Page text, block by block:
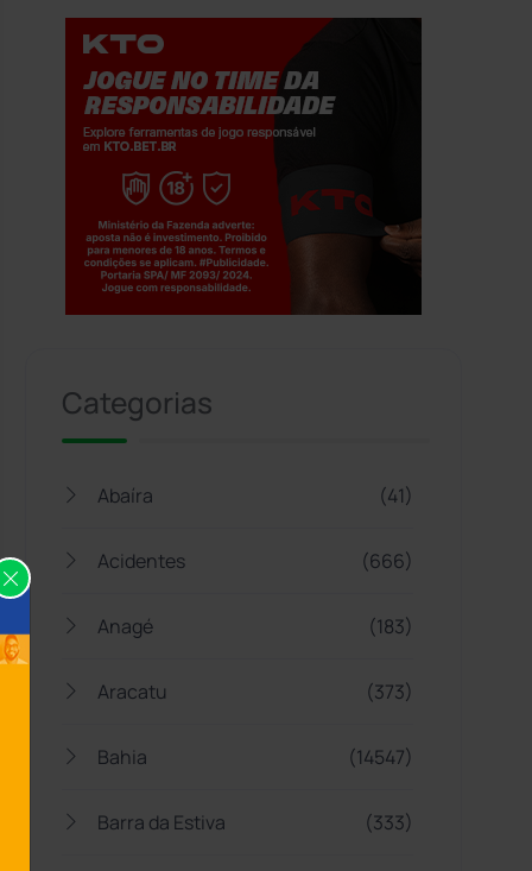
Categorias
Abaíra (41)
Acidentes (666)
Anagé (183)
Aracatu (373)
Bahia (14547)
Barra da Estiva (333)